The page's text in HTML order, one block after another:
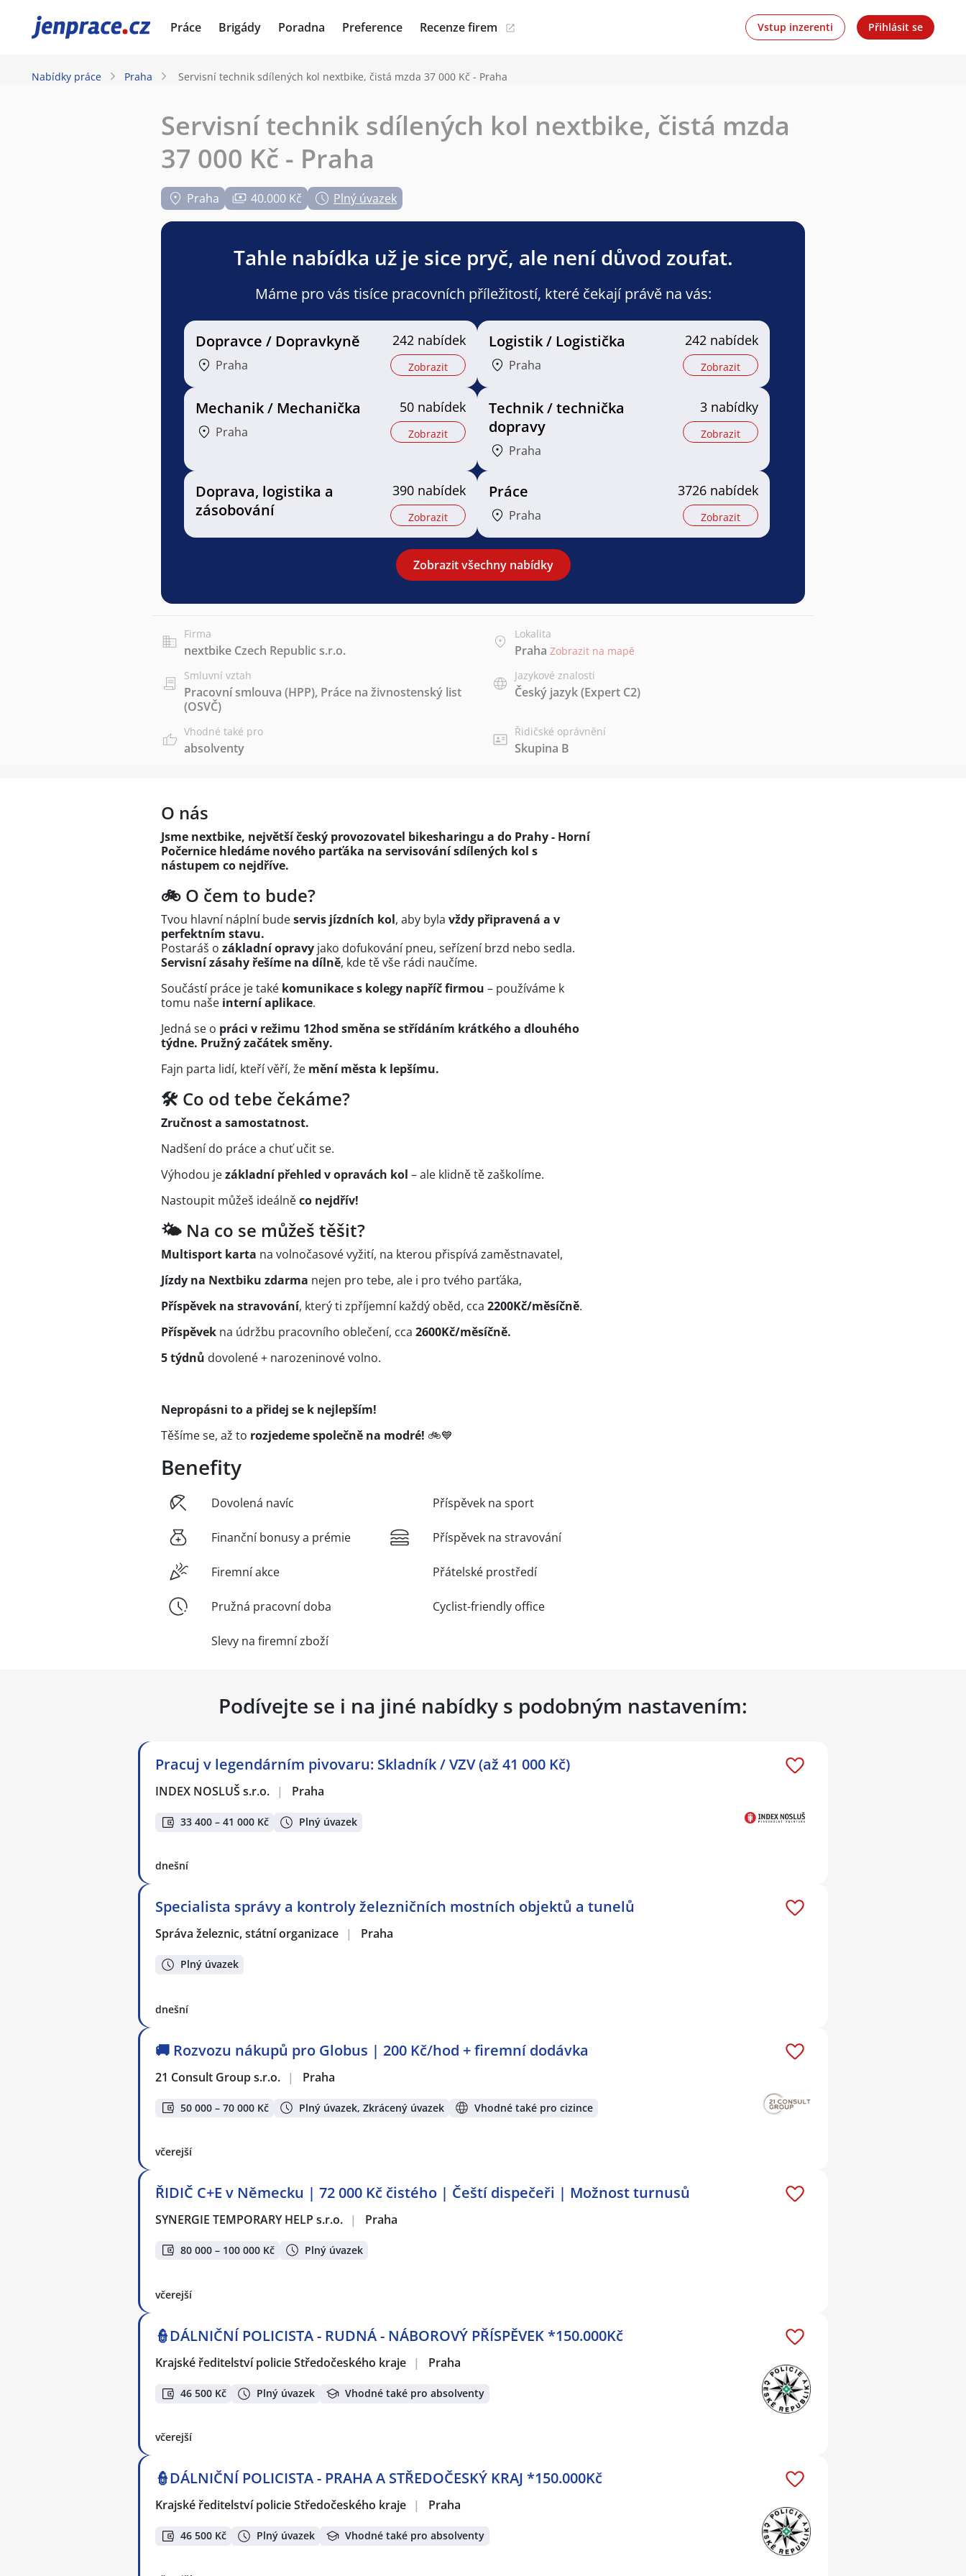
JenPráce.cz Práce Brigády Poradna Preference Recenze firem Vstup inzerenti Přihlásit se
Nabídky práce Praha Servisní technik sdílených kol nextbike, čistá mzda 37 000 Kč - Praha
Servisní technik sdílených kol nextbike, čistá mzda
37 000 Kč - Praha
Praha 40.000 Kč Plný úvazek
Tahle nabídka už je sice pryč, ale není důvod zoufat.
Máme pro vás tisíce pracovních příležitostí, které čekají právě na vás:
Dopravce / Dopravkyně
Praha
242 nabídek
Zobrazit
Logistik / Logistička
Praha
242 nabídek
Zobrazit
Mechanik / Mechanička
Praha
50 nabídek
Zobrazit
Technik / technička
dopravy
Praha
3 nabídky
Zobrazit
Doprava, logistika a
zásobování
390 nabídek
Zobrazit
Práce
Praha
3726 nabídek
Zobrazit
Zobrazit všechny nabídky
Firma
nextbike Czech Republic s.r.o.
Lokalita
Praha Zobrazit na mapě
Smluvní vztah
Pracovní smlouva (HPP), Práce na živnostenský list
(OSVČ)
Jazykové znalosti
Český jazyk(Expert C2)
Vhodné také pro
absolventy
Řidičské oprávnění
Skupina B
O nás
Jsme nextbike, největší český provozovatel bikesharingu a do Prahy - Horní
Počernice hledáme nového parťáka na servisování sdílených kol s
nástupem co nejdříve.
🚲 O čem to bude?
Tvou hlavní náplní budeservis jízdních kol, aby byla vždy připravená a v
perfektním stavu.
Postaráš o základní opravy jako dofukování pneu, seřízení brzd nebo sedla.
Servisní zásahy řešíme na dílně, kde tě vše rádi naučíme.
Součástí práce je také komunikace s kolegy napříč firmou – používáme k
tomu naše interní aplikace.
Jedná se o práci v režimu 12hod směna se střídáním krátkého a dlouhého
týdne. Pružný začátek směny.
Fajn parta lidí, kteří věří, že mění města k lepšímu.
🛠️ Co od tebe čekáme?
Zručnost a samostatnost.
Nadšení do práce a chuť učit se.
Výhodou jezákladní přehled v opravách kol – ale klidně tě zaškolíme.
Nastoupit můžeš ideálněco nejdřív!
🌤️ Na co se můžeš těšit?
Multisport karta na volnočasové vyžití, na kterou přispívá zaměstnavatel,
Jízdy na Nextbiku zdarma nejen pro tebe, ale i pro tvého parťáka,
Příspěvek na stravování, který ti zpříjemní každý oběd, cca 2200Kč/měsíčně.
Příspěvek na údržbu pracovního oblečení, cca 2600Kč/měsíčně.
5 týdnů dovolené + narozeninové volno.
Nepropásni to a přidej se k nejlepším!
Těšíme se, až to rozjedeme společně na modré! 🚲💙
Benefity
Dovolená navíc
Finanční bonusy a prémie
Firemní akce
Pružná pracovní doba
Slevy na firemní zboží
Příspěvek na sport
Příspěvek na stravování
Přátelské prostředí
Cyclist-friendly office
Podívejte se i na jiné nabídky s podobným nastavením:
Pracuj v legendárním pivovaru: Skladník / VZV (až 41 000 Kč)
INDEX NOSLUŠ s.r.o. | Praha
33 400 – 41 000 Kč Plný úvazek
dnešní
Specialista správy a kontroly železničních mostních objektů a tunelů
Správa železnic, státní organizace | Praha
Plný úvazek
dnešní
🚚 Rozvozu nákupů pro Globus | 200 Kč/hod + firemní dodávka
21 Consult Group s.r.o. | Praha
50 000 – 70 000 Kč Plný úvazek, Zkrácený úvazek Vhodné také pro cizince
včerejší
ŘIDIČ C+E v Německu | 72 000 Kč čistého | Čeští dispečeři | Možnost turnusů
SYNERGIE TEMPORARY HELP s.r.o. | Praha
80 000 – 100 000 Kč Plný úvazek
včerejší
👮DÁLNIČNÍ POLICISTA - RUDNÁ - NÁBOROVÝ PŘÍSPĚVEK *150.000Kč
Krajské ředitelství policie Středočeského kraje | Praha
46 500 Kč Plný úvazek Vhodné také pro absolventy
včerejší
👮DÁLNIČNÍ POLICISTA - PRAHA A STŘEDOČESKÝ KRAJ *150.000Kč
Krajské ředitelství policie Středočeského kraje | Praha
46 500 Kč Plný úvazek Vhodné také pro absolventy